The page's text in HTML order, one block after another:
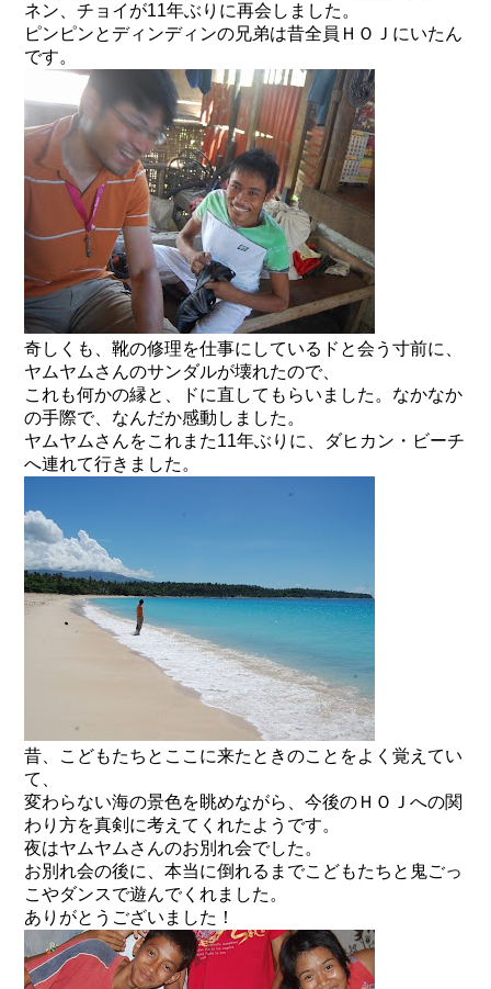
ネン、チョイが11年ぶりに再会しました。
ピンピンとディンディンの兄弟は昔全員ＨＯＪにいたん
です。
奇しくも、靴の修理を仕事にしているドと会う寸前に、
ヤムヤムさんのサンダルが壊れたので、
これも何かの縁と、ドに直してもらいました。なかなか
の手際で、なんだか感動しました。
ヤムヤムさんをこれまた11年ぶりに、ダヒカン・ビーチ
へ連れて行きました。
昔、こどもたちとここに来たときのことをよく覚えてい
て、
変わらない海の景色を眺めながら、今後のＨＯＪへの関
わり方を真剣に考えてくれたようです。
夜はヤムヤムさんのお別れ会でした。
お別れ会の後に、本当に倒れるまでこどもたちと鬼ごっ
こやダンスで遊んでくれました。
ありがとうございました！